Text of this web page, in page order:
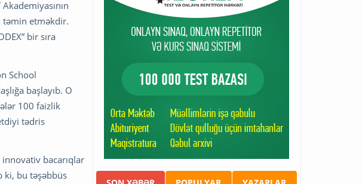
təmin etməkdir.
bir sıra
School
başlayıb. O
100 faizlik
tədris
bacarıqlar
ki, bu təşəbbüs